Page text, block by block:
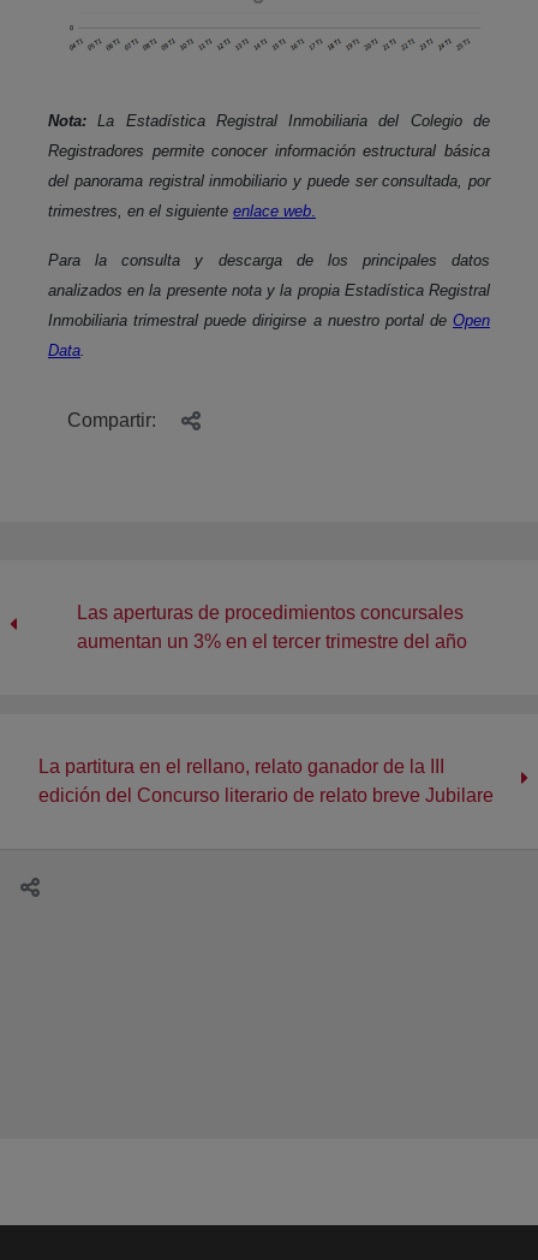
Nota:La Estadística Registral Inmobiliaria del Colegio de
Registradores permite conocer información estructural básica
del panorama registral inmobiliario y puede ser consultada, por
trimestres, en el siguiente enlace web
Para la consulta y descarga de los principales datos
analizados en la presente nota y la propia Estadística Registral
Inmobiliaria trimestral puede dirigirse a nuestro portal de Open
Data
Compartir:
Las aperturas de procedimientos concursales
aumentan un 3% en el tercer trimestre del año
La partitura en el rellano, relato ganador de la III
edición del Concurso literario de relato breve Jubilare